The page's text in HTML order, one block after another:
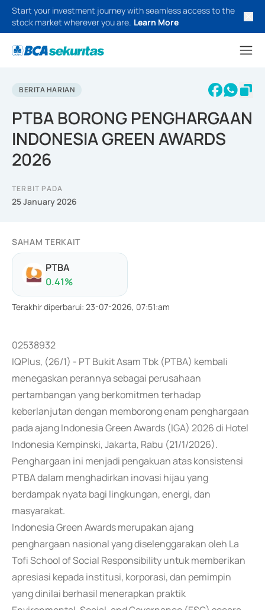
Start your investment journey with seamless access to the
stock market wherever you are. Learn More
BERITA HARIAN
PTBA BORONG PENGHARGAAN
INDONESIA GREEN AWARDS
2026
TERBIT PADA
25 January 2026
SAHAM TERKAIT
PTBA
0.41%
Terakhir diperbarui: 23-07-2026, 07:51:am
02538932
IQPlus, (26/1) - PT Bukit Asam Tbk (PTBA) kembali
menegaskan perannya sebagai perusahaan
pertambangan yang berkomitmen terhadap
keberlanjutan dengan memborong enam penghargaan
pada ajang Indonesia Green Awards (IGA) 2026 di Hotel
Indonesia Kempinski, Jakarta, Rabu (21/1/2026).
Penghargaan ini menjadi pengakuan atas konsistensi
PTBA dalam menghadirkan inovasi hijau yang
berdampak nyata bagi lingkungan, energi, dan
masyarakat.
Indonesia Green Awards merupakan ajang
penghargaan nasional yang diselenggarakan oleh La
Tofi School of Social Responsibility untuk memberikan
apresiasi kepada institusi, korporasi, dan pemimpin
yang dinilai berhasil menerapkan praktik